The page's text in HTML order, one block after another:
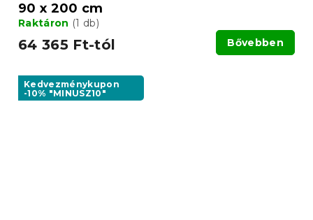
90 x 200 cm
Raktáron (1 db)
64 365 Ft-tól Bővebben
Kedvezménykupon
-10% "MINUSZ10"